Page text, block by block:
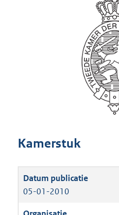
Kamerstuk
05-01-2010